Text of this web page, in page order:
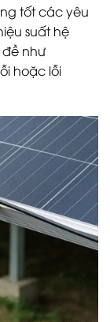
tốt các yêu
suất hệ
như
hoặc lỗi